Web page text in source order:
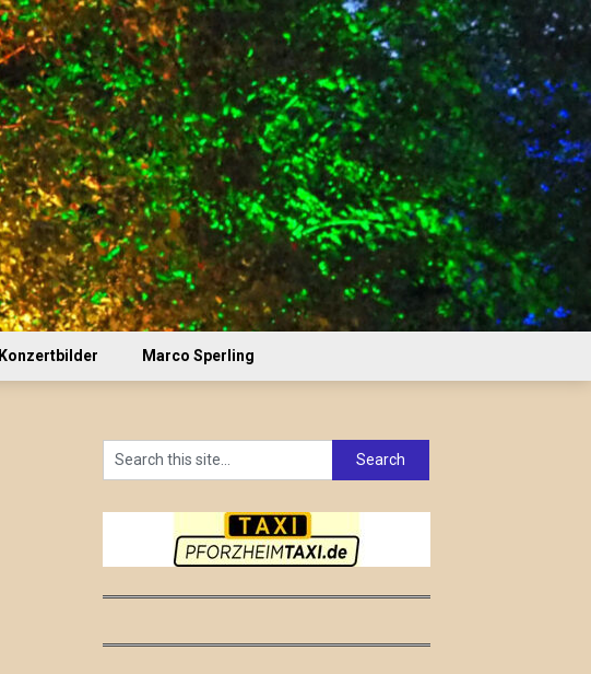
Konzertbilder Marco Sperling